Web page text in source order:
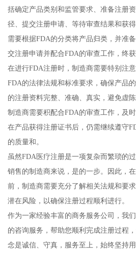
括确定产品类别和监管要求、准备注册
径、提交注册申请、等待审查结果和获
需要根据FDA的分类将产品归类，并准
交注册申请并配合FDA的审查工作，终获
在进行FDA注册时，制造商需要特别注
FDA的法律法规和标准要求，确保产品
的注册资料完整、准确、真实，避免虚
制造商需要积配合FDA的审查工作，及
在产品获得注册证书后，仍需继续遵守
的质量和。
虽然FDA医疗注册是一项复杂而繁琐的
销售的制造商来说，是的一步。因此，
前，制造商需要充分了解相关法规和要
潜在风险，以确保注册过程顺利进行。
作为一家经验丰富的商务服务公司，我
的咨询服务，帮助您顺利完成注册过程
念是诚信、守真，服务至上，始终坚持